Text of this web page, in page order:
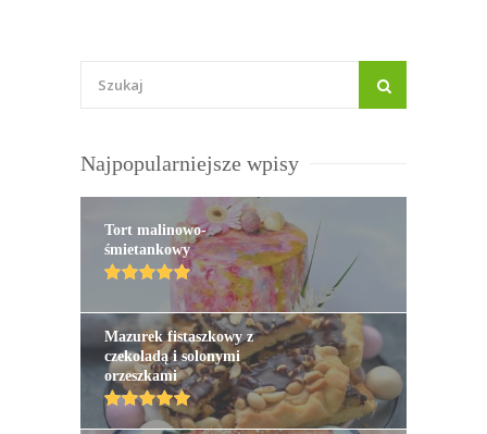
Najpopularniejsze wpisy
Tort malinowo-
śmietankowy
Mazurek fistaszkowy z
czekoladą i solonymi
orzeszkami